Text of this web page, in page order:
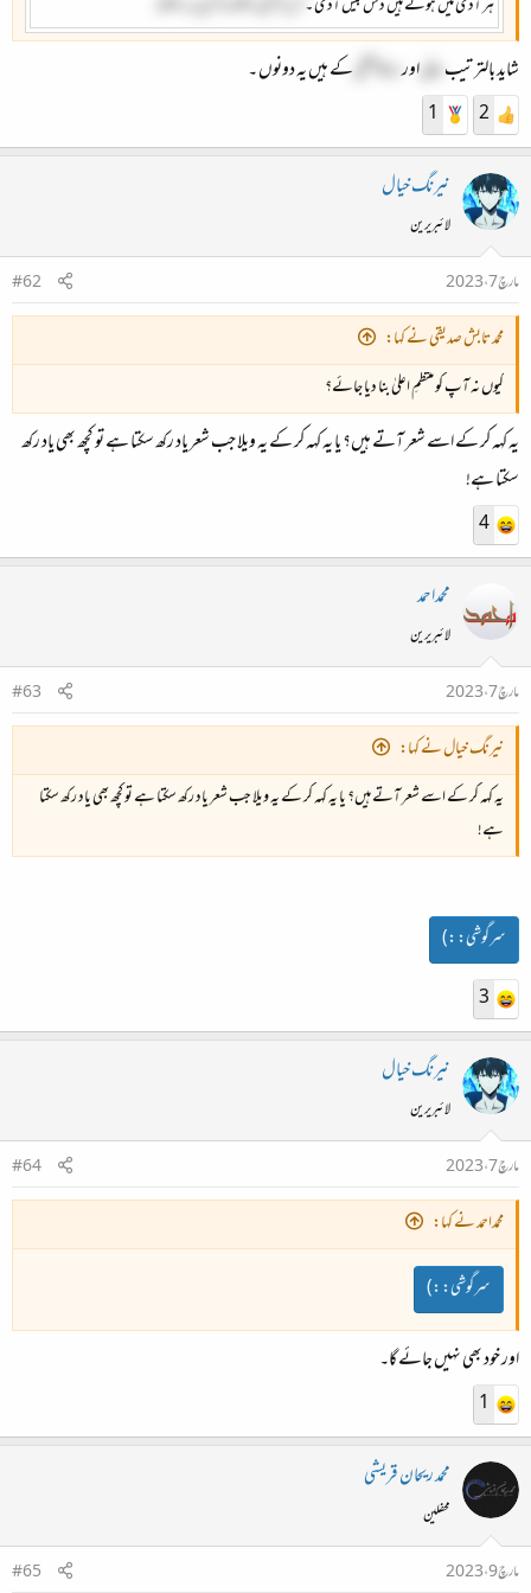
ہر آدمی میں ہوتے ہیں دس بیس آدمی ۔ جس کو بھی دیکھنا ہو کئی بار دیکھنا
شاید بالترتیب حالیاور ندا فاضلی کے ہیں یہ دونوں ۔
2
1
نیرنگ خیال
لائبریرین
مارچ 7، 2023
#62
محمد تابش صدیقی نے کہا:
کیوں نہ آپ کو منتظمِ اعلیٰ بنا دیا جائے؟
یہ کہہ کر کے اسے شعر آتے ہیں؟ یا یہ کہہ کر کے یہ ویلا جب شعر یاد رکھ سکتا ہے تو کچھ بھی یاد رکھ
سکتا ہے!
4
محمداحمد
لائبریرین
مارچ 7، 2023
#63
نیرنگ خیال نے کہا:
یہ کہہ کر کے اسے شعر آتے ہیں؟ یا یہ کہہ کر کے یہ ویلا جب شعر یاد رکھ سکتا ہے تو کچھ بھی یاد رکھ سکتا
ہے!
سرگوشی::)
3
نیرنگ خیال
لائبریرین
مارچ 7، 2023
#64
محمداحمد نے کہا:
سرگوشی::)
اور خود بھی نہیں جائے گا۔
1
محمد ریحان قریشی
محفلین
مارچ 9، 2023
#65